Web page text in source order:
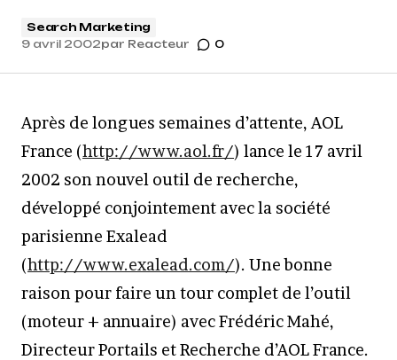
Search Marketing
9 avril 2002par Reacteur 0
Après de longues semaines d’attente, AOL
France (http://www.aol.fr/) lance le 17 avril
2002 son nouvel outil de recherche,
développé conjointement avec la société
parisienne Exalead
(http://www.exalead.com/). Une bonne
raison pour faire un tour complet de l’outil
(moteur + annuaire) avec Frédéric Mahé,
Directeur Portails et Recherche d’AOL France.